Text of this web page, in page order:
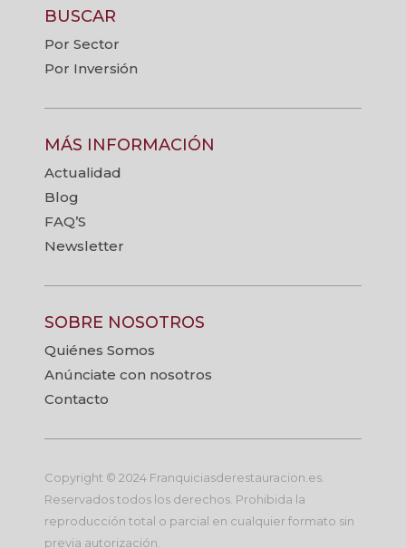
BUSCAR
Por Sector
Por Inversión
MÁS INFORMACIÓN
Actualidad
Blog
FAQ’S
Newsletter
SOBRE NOSOTROS
Quiénes Somos
Anúnciate con nosotros
Contacto
Copyright © 2024 Franquiciasderestauracion.es.
Reservados todos los derechos. Prohibida la
reproducción total o parcial en cualquier formato sin
previa autorización.